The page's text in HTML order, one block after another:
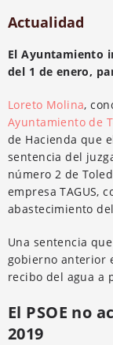
Actualidad
El Ayuntamiento
del 1 de enero,
Loreto Molina,
Ayuntamiento de
de Hacienda que
sentencia del
número 2 de
empresa TAGUS,
abastecimiento
Una sentencia
gobierno anterior
recibo del agua a
El PSOE no
2019